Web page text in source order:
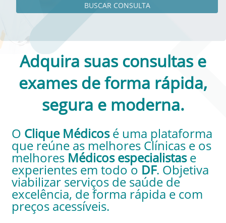
BUSCAR CONSULTA
Adquira suas consultas e
exames de forma rápida,
segura e moderna.
O Clique Médicosé uma plataforma
que reúne as melhores Clínicas e os
melhores Médicos especialistase
experientes em todo o DF. Objetiva
viabilizar serviços de saúde de
excelência, de forma rápida e com
preços acessíveis.